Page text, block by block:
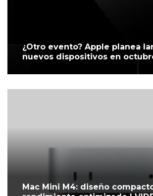
¿Otro evento? Apple planea
nuevos dispositivos en
Mac Mini M4: diseño